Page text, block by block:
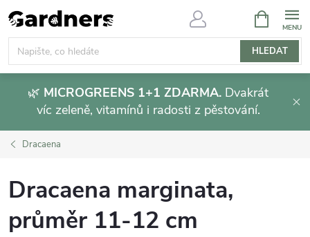
Přejít
na
obsah
HLEDAT
NÁKUPNÍ
KOŠÍK
🌿 MICROGREENS 1+1 ZDARMA. Dvakrát
víc zeleně, vitamínů i radosti z pěstování.
Dracaena
Dracaena marginata,
průměr 11-12 cm